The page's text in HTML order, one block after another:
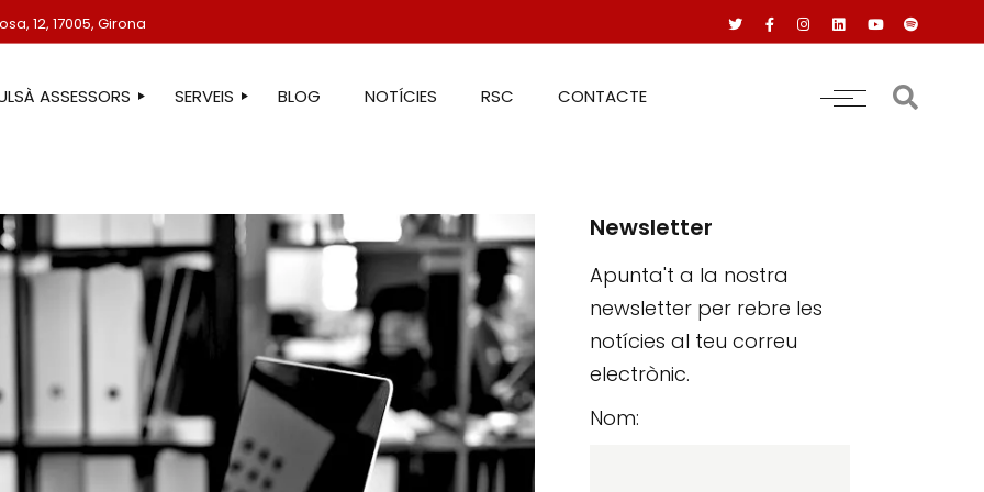
12, 17005, Girona
ASSESSORS SERVEIS
ASSESSORIA FISCAL
ASSESSORIA COMPTABLE
ASSESSORIA JURÍDICA
ASSESSORIA ADMINISTRATIVA
ASSESSORIA DE COMUNICACIÓ
ASSESSORIA EN ESTRANGERIA
PROTECCIÓ DE DADES
SERVEIS IMMOBILIARIS
BLOG NOTÍCIES RSC CONTACTE
Newsletter
Apunta't a la nostra
newsletter per rebre les
notícies al teu correu
electrònic.
Nom: